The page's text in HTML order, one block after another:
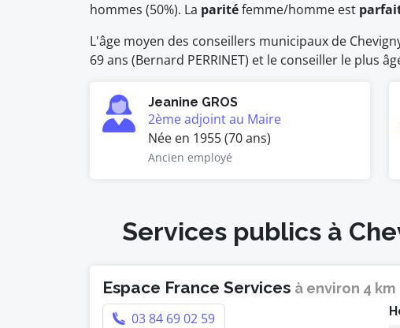
hommes (50%). La paritéfemme/homme est
L'âge moyen des conseillers municipaux de
69 ans (Bernard PERRINET) et le conseiller le plus
Jeanine GROS
2ème adjoint au Maire
Née en 1955 (70 ans)
Ancien employé
Services publics à
Espace France Services à environ 4 km
03 84 69 02 59